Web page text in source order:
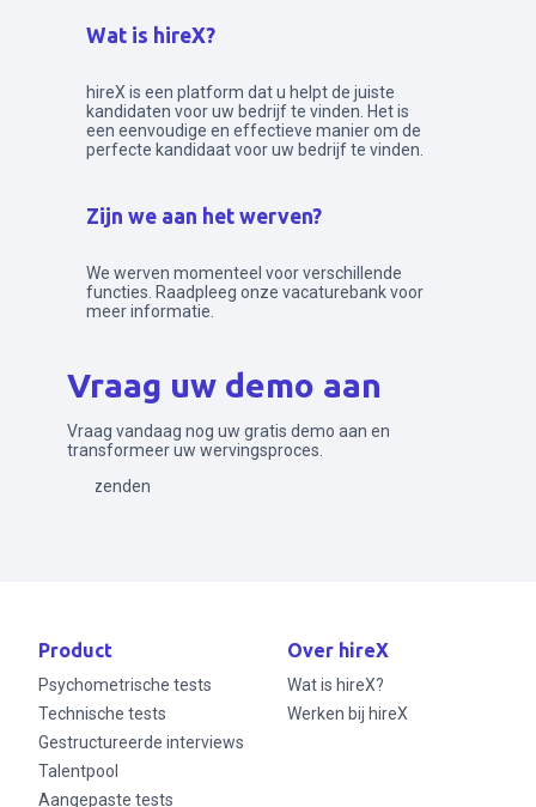
Wat is hireX?
hireX is een platform dat u helpt de juiste
kandidaten voor uw bedrijf te vinden. Het is
een eenvoudige en effectieve manier om de
perfecte kandidaat voor uw bedrijf te vinden.
Zijn we aan het werven?
We werven momenteel voor verschillende
functies. Raadpleeg onze vacaturebank voor
meer informatie.
Vraag uw demo aan
Vraag vandaag nog uw gratis demo aan en
transformeer uw wervingsproces.
Verzenden
Product
Psychometrische tests
Technische tests
Gestructureerde interviews
Talentpool
Aangepaste tests
Over hireX
Wat is hireX?
Werken bij hireX